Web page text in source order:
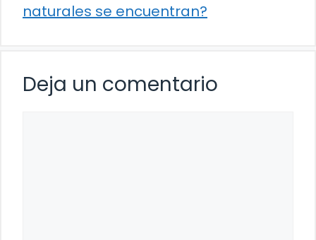
naturales se encuentran?
Deja un comentario